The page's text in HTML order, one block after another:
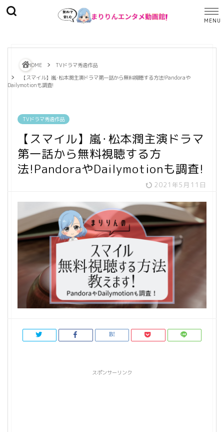
HOME
TVドラマ秀逸作品
【スマイル】嵐･松本潤主演ドラマ第一話から無料視聴する方法!Pandoraや
Dailymotionも調査!
TVドラマ秀逸作品
【スマイル】嵐･松本潤主演ドラマ
第一話から無料視聴する方
法!PandoraやDailymotionも調査!
2021年5月11日
スポンサーリンク